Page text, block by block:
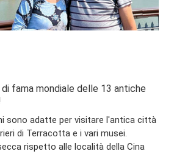
fama mondiale delle 13 antiche
sono adatte per visitare l'antica città
di Terracotta e i vari musei.
rispetto alle località della Cina